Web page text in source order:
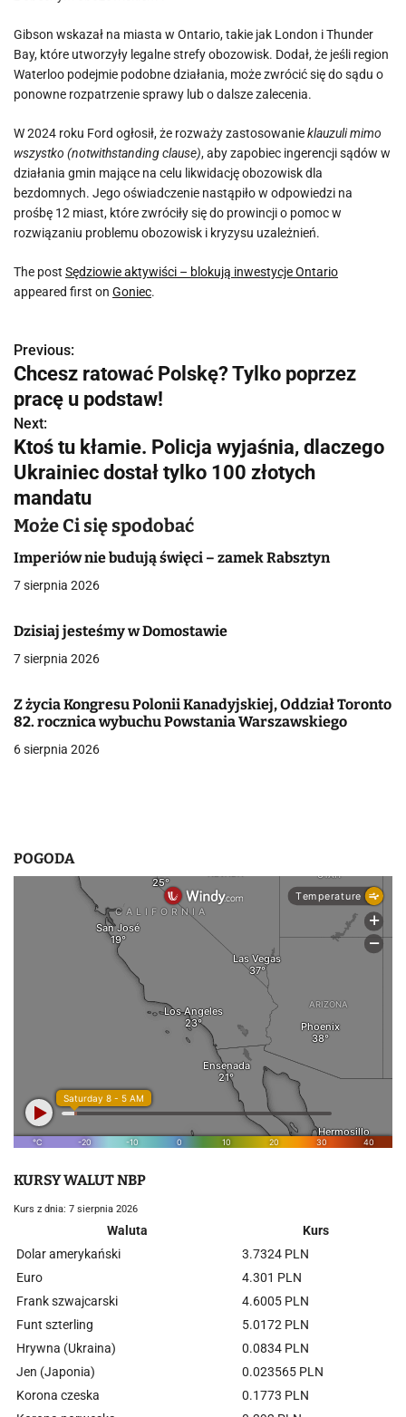
Gibson wskazał na miasta w Ontario, takie jak London i Thunder
Bay, które utworzyły legalne strefy obozowisk. Dodał, że jeśli region
Waterloo podejmie podobne działania, może zwrócić się do sądu o
ponowne rozpatrzenie sprawy lub o dalsze zalecenia.
W 2024 roku Ford ogłosił, że rozważy zastosowanieklauzuli mimo
wszystko (notwithstanding clause), aby zapobiec ingerencji sądów w
działania gmin mające na celu likwidację obozowisk dla
bezdomnych. Jego oświadczenie nastąpiło w odpowiedzi na
prośbę 12 miast, które zwróciły się do prowincji o pomoc w
rozwiązaniu problemu obozowisk i kryzysu uzależnień.
The post Sędziowie aktywiści – blokują inwestycje Ontario
appeared first on Goniec.
N
a
w
i
g
a
c
j
a
w
p
i
Previous:
Chcesz ratować Polskę? Tylko poprzez
pracę u podstaw!
Next:
Ktoś tu kłamie. Policja wyjaśnia, dlaczego
Ukrainiec dostał tylko 100 złotych
mandatu
Może Ci się spodobać
Imperiów nie budują święci – zamek Rabsztyn
7 sierpnia 2026
Dzisiaj jesteśmy w Domostawie
7 sierpnia 2026
Z życia Kongresu Polonii Kanadyjskiej, Oddział Toronto
82. rocznica wybuchu Powstania Warszawskiego
6 sierpnia 2026
POGODA
KURSY WALUT NBP
Kurs z dnia: 7 sierpnia 2026
Waluta
Kurs
Dolar amerykański
3.7324 PLN
Euro
4.301 PLN
Frank szwajcarski
4.6005 PLN
Funt szterling
5.0172 PLN
Hrywna (Ukraina)
0.0834 PLN
Jen (Japonia)
0.023565 PLN
Korona czeska
0.1773 PLN